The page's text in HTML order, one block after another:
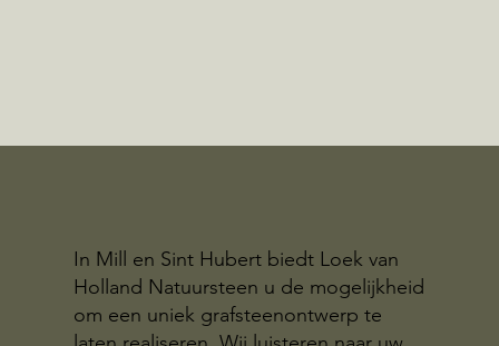
In Mill en Sint Hubert biedt Loek van
Holland Natuursteen u de mogelijkheid
om een uniek grafsteenontwerp te